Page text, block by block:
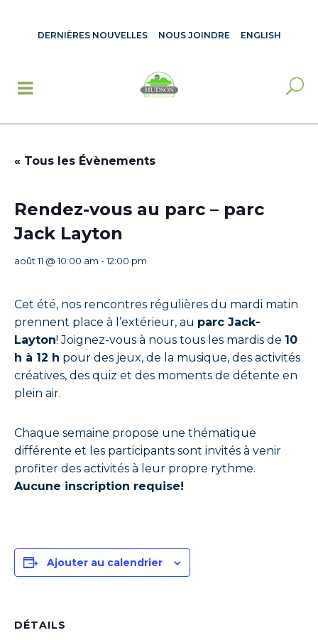
DERNIÈRES NOUVELLES NOUS JOINDRE ENGLISH
« Tous les Évènements
Rendez-vous au parc – parc
Jack Layton
août 11 @ 10:00 am -12:00 pm
Cet été, nos rencontres régulières du mardi matin
prennent place à l’extérieur, au parc Jack-
Layton! Joignez-vous à nous tous les mardis de 10
h à 12 h pour des jeux, de la musique, des activités
créatives, des quiz et des moments de détente en
plein air.
Chaque semaine propose une thématique
différente et les participants sont invités à venir
profiter des activités à leur propre rythme.
Aucune inscription requise!
Ajouter au calendrier
DÉTAILS